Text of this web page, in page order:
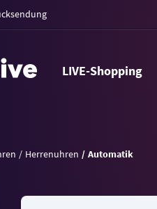
LIVE-Shopping
Herrenuhren Automatik